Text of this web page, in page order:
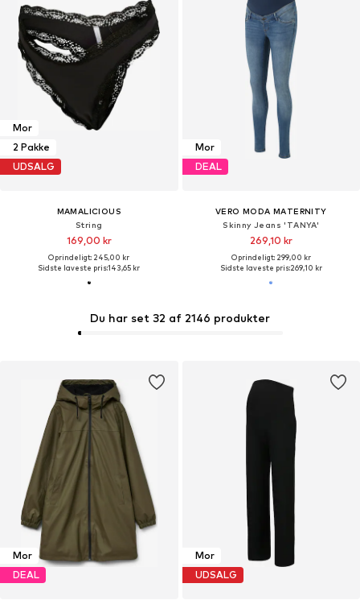
Mor
2 Pakke
UDSALG
MAMALICIOUS
String
169,00 kr
Oprindeligt: 245,00 kr
Sidste laveste pris:143,65 kr
Mor
DEAL
VERO MODA MATERNITY
Skinny Jeans 'TANYA'
269,10 kr
Oprindeligt: 299,00 kr
Sidste laveste pris:269,10 kr
Mor
DEAL
Du har set 32 af 2146 produkter
Mor
UDSALG